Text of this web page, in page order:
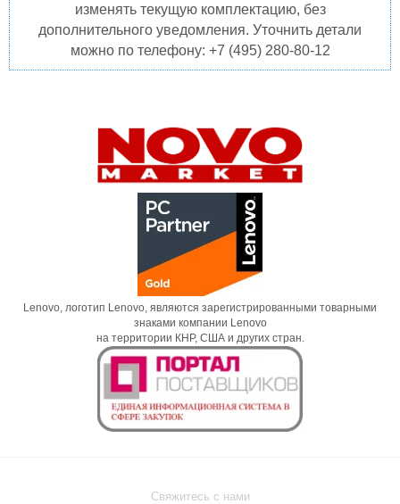
изменять текущую комплектацию, без
дополнительного уведомления. Уточнить детали
можно по телефону: +7 (495) 280-80-12
Lenovo, логотип Lenovo, являются зарегистрированными товарными
знаками компании Lenovo
на территории КНР, США и других стран.
Свяжитесь с нами